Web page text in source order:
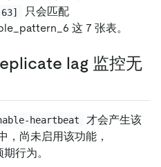
只会匹配
这 7 张表。
lag 监控无
heartbeat
才会产生该
，尚未启用该功能，
行为。